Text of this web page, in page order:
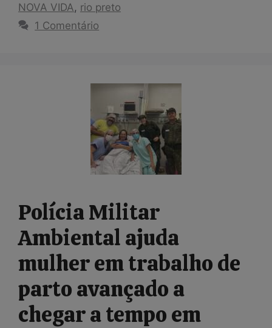
NOVA VIDA, rio preto
1 Comentário
Polícia Militar
Ambiental ajuda
mulher em trabalho de
parto avançado a
chegar a tempo em